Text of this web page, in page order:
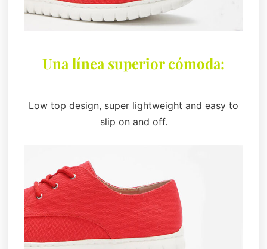
Una línea superior cómoda:
Low top design, super lightweight and easy to
slip on and off.